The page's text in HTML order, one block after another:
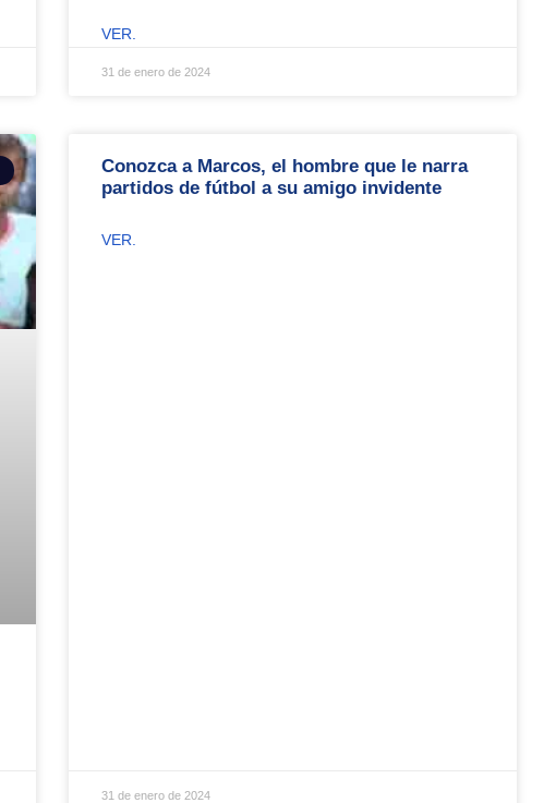
VER.
31 de enero de 2024
Conozca a Marcos, el hombre que le narra
partidos de fútbol a su amigo invidente
VER.
31 de enero de 2024